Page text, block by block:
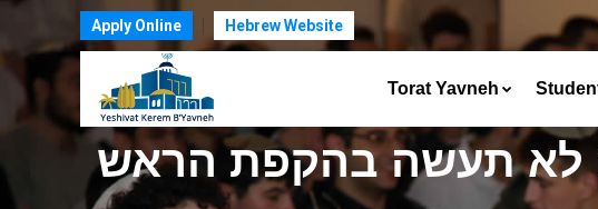
Apply Online Hebrew Website
Torat Yavneh
לא תעשה בהקפת הראש